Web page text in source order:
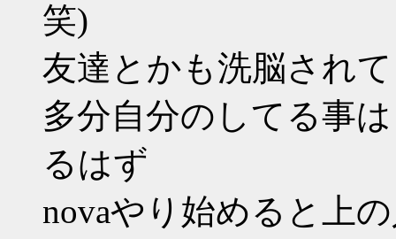
笑)
友達とかも洗脳され
多分自分のしてる事
るはず
novaやり始めると上